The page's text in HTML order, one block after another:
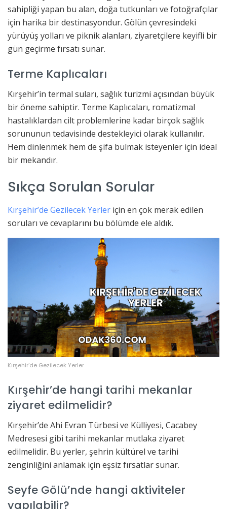
sahipliği yapan bu alan, doğa tutkunları ve fotoğrafçılar
için harika bir destinasyondur. Gölün çevresindeki
yürüyüş yolları ve piknik alanları, ziyaretçilere keyifli bir
gün geçirme fırsatı sunar.
Terme Kaplıcaları
Kırşehir’in termal suları, sağlık turizmi açısından büyük
bir öneme sahiptir. Terme Kaplıcaları, romatizmal
hastalıklardan cilt problemlerine kadar birçok sağlık
sorununun tedavisinde destekleyici olarak kullanılır.
Hem dinlenmek hem de şifa bulmak isteyenler için ideal
bir mekandır.
Sıkça Sorulan Sorular
Kırşehir’de Gezilecek Yerler için en çok merak edilen
soruları ve cevaplarını bu bölümde ele aldık.
Kırşehir’de Gezilecek Yerler
Kırşehir’de hangi tarihi mekanlar
ziyaret edilmelidir?
Kırşehir’de Ahi Evran Türbesi ve Külliyesi, Cacabey
Medresesi gibi tarihi mekanlar mutlaka ziyaret
edilmelidir. Bu yerler, şehrin kültürel ve tarihi
zenginliğini anlamak için eşsiz fırsatlar sunar.
Seyfe Gölü’nde hangi aktiviteler
yapılabilir?